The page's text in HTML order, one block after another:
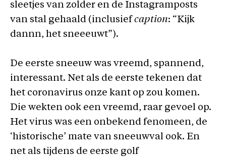
sleetjes van zolder en de Instagramposts
van stal gehaald (inclusiefcaption: “Kijk
dannn, het sneeeuwt”).
De eerste sneeuw was vreemd, spannend,
interessant. Net als de eerste tekenen dat
het coronavirus onze kant op zou komen.
Die wekten ook een vreemd, raar gevoel op.
Het virus was een onbekend fenomeen, de
‘historische’ mate van sneeuwval ook. En
net als tijdens de eerste golf